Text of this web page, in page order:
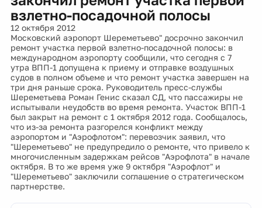
взлетно-посадочной полосы
12 октября 2012
Московский аэропорт Шереметьево" досрочно закончил
ремонт участка первой взлетно-посадочной полосы: в
международном аэропорту сообщили, что сегодня с 7
утра ВПП-1 допущена к приему и отправке воздушных
судов в полном объеме и что ремонт участка завершен на
три дня раньше срока. Руководитель пресс-службы
Шереметьева Роман Генис сказал СД, что пассажиры не
испытывали неудобств во время ремонта. Участок ВПП-1
был закрыт на ремонт с 1 октября 2012 года. Сообщалось,
что из-за ремонта разгорелся конфликт между
аэропортом и "Аэрофлотом": перевозчик заявил, что
"Шереметьево" не предупредило о ремонте, что привело к
многочисленным задержкам рейсов "Аэрофлота" в начале
октября. В то же время уже 9 октября "Аэрофлот" и
"Шереметьево" заключили соглашение о стратегическом
партнерстве.